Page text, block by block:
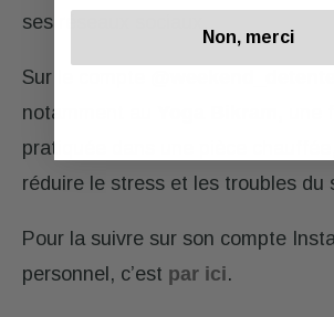
ses réseaux sociaux.
Sur le compte
notamment au
une
pratiquée dans une pièce
réduire le stress et les troubles du
Pour la suivre sur son compte
personnel, c’est par ici.
Non, merci